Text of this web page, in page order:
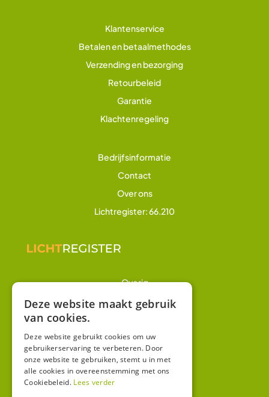
Klantenservice
Betalen en betaalmethodes
Verzending en bezorging
Retourbeleid
Garantie
Klachtenregeling
Bedrijfsinformatie
Contact
Over ons
Lichtregister: 66.210
Overig
Winkel
Algemene voorwaarden
Privacy
Deze website maakt gebruik
van cookies.
Deze website gebruikt cookies om uw
gebruikerservaring te verbeteren. Door
onze website te gebruiken, stemt u in met
alle cookies in overeenstemming met ons
Cookiebeleid. Lees verder